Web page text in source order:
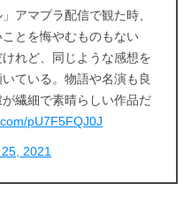
アマプラ配信で観た時、
とを悔やむものもない
れど、同じような感想を
ている。物語や名演も良
繊細で素晴らしい作品だ
pU7F5FQJ0J
2021